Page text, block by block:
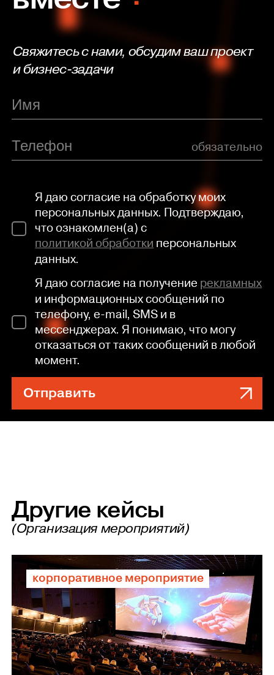
Свяжитесь с нами, обсудим ваш проект
и бизнес-задачи
обязательно
Я даю согласие на обработку моих
персональных данных. Подтверждаю,
что ознакомлен(а) с
политикой обработкиперсональных
данных.
Я даю согласие на получение рекламных
и информационных сообщений по
телефону, e-mail, SMS и в
мессенджерах. Я понимаю, что могу
отказаться от таких сообщений в любой
момент.
Отправить
Другие кейсы
(Организация мероприятий)
корпоративное мероприятие